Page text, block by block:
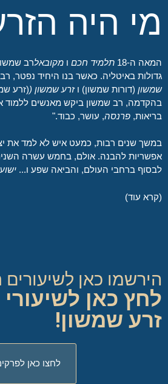
מי היה
המאה ה-18 תלמיד חכם ו מקובאלרב
גדולות באיטליה. כאשר בנו היחיד נפטר,
שמשון (דורות שמשון) וזרע שמשון (
בהקדמה, רב שמשון ביקש מאנשים ללמוד
בריאות, פרנסה, עושר, כבוד."
במשך שנים רבות, כמעט איש לא למד את
אפשריות להבנה. אולם, בחמש עשרה
לבסוף ברחבי העולם, והביאה שפע ו...
(קרא עוד)
הירשמו כאן
לחץ כאן
זרע שמשון!
לחצו כאן